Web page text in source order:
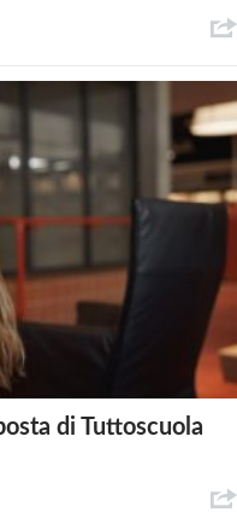
di Tuttoscuola